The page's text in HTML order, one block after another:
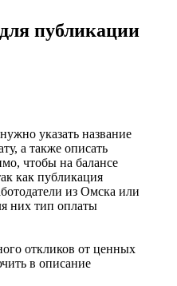
публикации
указать название
а также описать
чтобы на балансе
как публикация
из Омска или
них тип оплаты
откликов от ценных
в описание